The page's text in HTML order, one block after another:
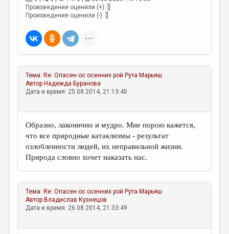
ОТ РЕДАКЦИИ
ЭССЕИСТИКА
КУЛЬТУРОВЕДЕНИЕ
ПУБЛИЦИСТИКА
РЕЦЕНЗИРОВАНИЕ
ЦИКЛЫ ПУБЛИКАЦИЙ
ТРЕДИАКОВСКИЙ
МЕДИА
ВКОНТАКТЕ
Произведение оценили (+): []
Произведение оценили (-): []
Тема: Re: Опасен ос осенних рой Рута Марьяш
Автор Надежда Буранова
Дата и время: 25.08.2014, 21:13:40
Образно, лаконично и мудро. Мне порою кажется,
что все природные катаклизмы - результат
озлобленности людей, их неправильной жизни.
Природа словно хочет наказать нас.
Тема: Re: Опасен ос осенних рой Рута Марьяш
Автор Владислав Кузнецов
Дата и время: 26.08.2014, 21:33:49